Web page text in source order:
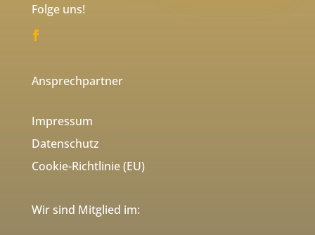
Folge uns!
Ansprechpartner
Impressum
Datenschutz
Cookie-Richtlinie (EU)
Wir sind Mitglied im: